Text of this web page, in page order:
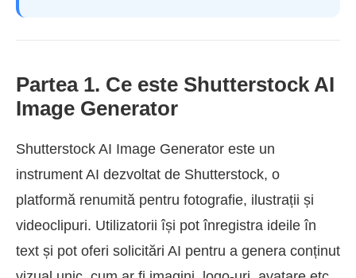
Partea 1. Ce este Shutterstock AI
Image Generator
Shutterstock AI Image Generator este un
instrument AI dezvoltat de Shutterstock, o
platformă renumită pentru fotografie, ilustrații și
videoclipuri. Utilizatorii își pot înregistra ideile în
text și pot oferi solicitări AI pentru a genera conținut